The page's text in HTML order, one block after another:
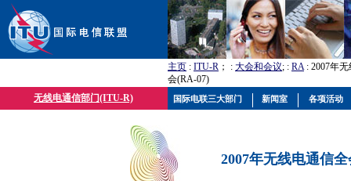
主页 : ITU-R ； : 大会和会议; : RA: 2007年
会(RA-07)
无线电通信部门(ITU-R)
2007年无线电通信
国际电联三大部门 新闻室 各项活动